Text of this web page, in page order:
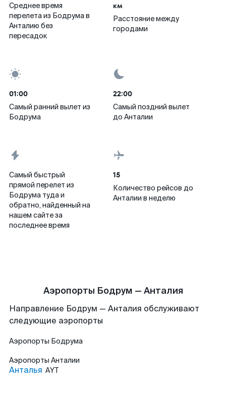
Среднее время
перелета из Бодрума в
Анталию без
пересадок
км
Расстояние между
городами
01:00
Самый ранний вылет из
Бодрума
22:00
Самый поздний вылет
до Анталии
Самый быстрый
прямой перелет из
Бодрума туда и
обратно, найденный на
нашем сайте за
последнее время
15
Количество рейсов до
Анталии в неделю
Аэропорты Бодрум — Анталия
Направление Бодрум — Анталия обслуживают
следующие аэропорты
Аэропорты Бодрума
Аэропорты Анталии
Анталья AYT